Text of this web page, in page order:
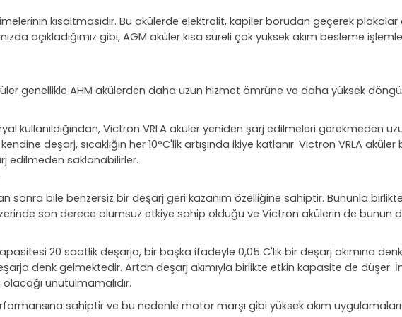
kısaltmasıdır. Bu akülerde elektrolit, kapiler borudan geçerek
açıkladığımız gibi, AGM aküler kısa süreli çok yüksek akım besleme
genellikle AHM akülerden daha uzun hizmet ömrüne ve daha yüksek
kullanıldığından, Victron VRLA aküler yeniden şarj edilmeleri gerekmeden
deşarj, sıcaklığın her 10°C'lik artışında ikiye katlanır. Victron VRLA
edilmeden saklanabilirler.
sonra bile benzersiz bir deşarj geri kazanım özelliğine sahiptir. Bununla
son derece olumsuz etkiye sahip olduğu ve Victron akülerin de bunun
20 saatlik deşarja, bir başka ifadeyle 0,05 C'lik bir deşarj akımına
denk gelmektedir. Artan deşarj akımıyla birlikte etkin kapasite de düşer.
unutulmamalıdır.
sahiptir ve bu nedenle motor marşı gibi yüksek akım